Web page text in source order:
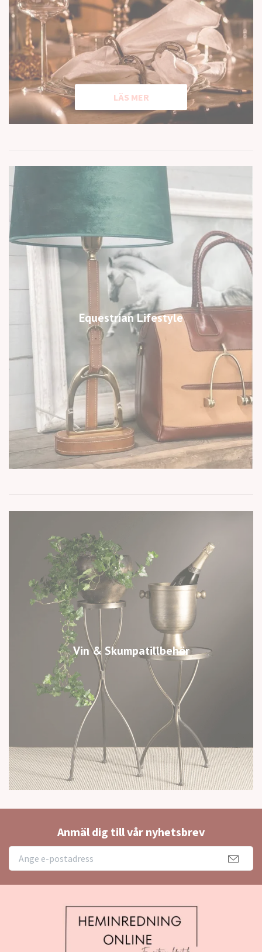
LÄS MER
Equestrian Lifestyle
Vin & Skumpatillbehör
Anmäl dig till vår nyhetsbrev